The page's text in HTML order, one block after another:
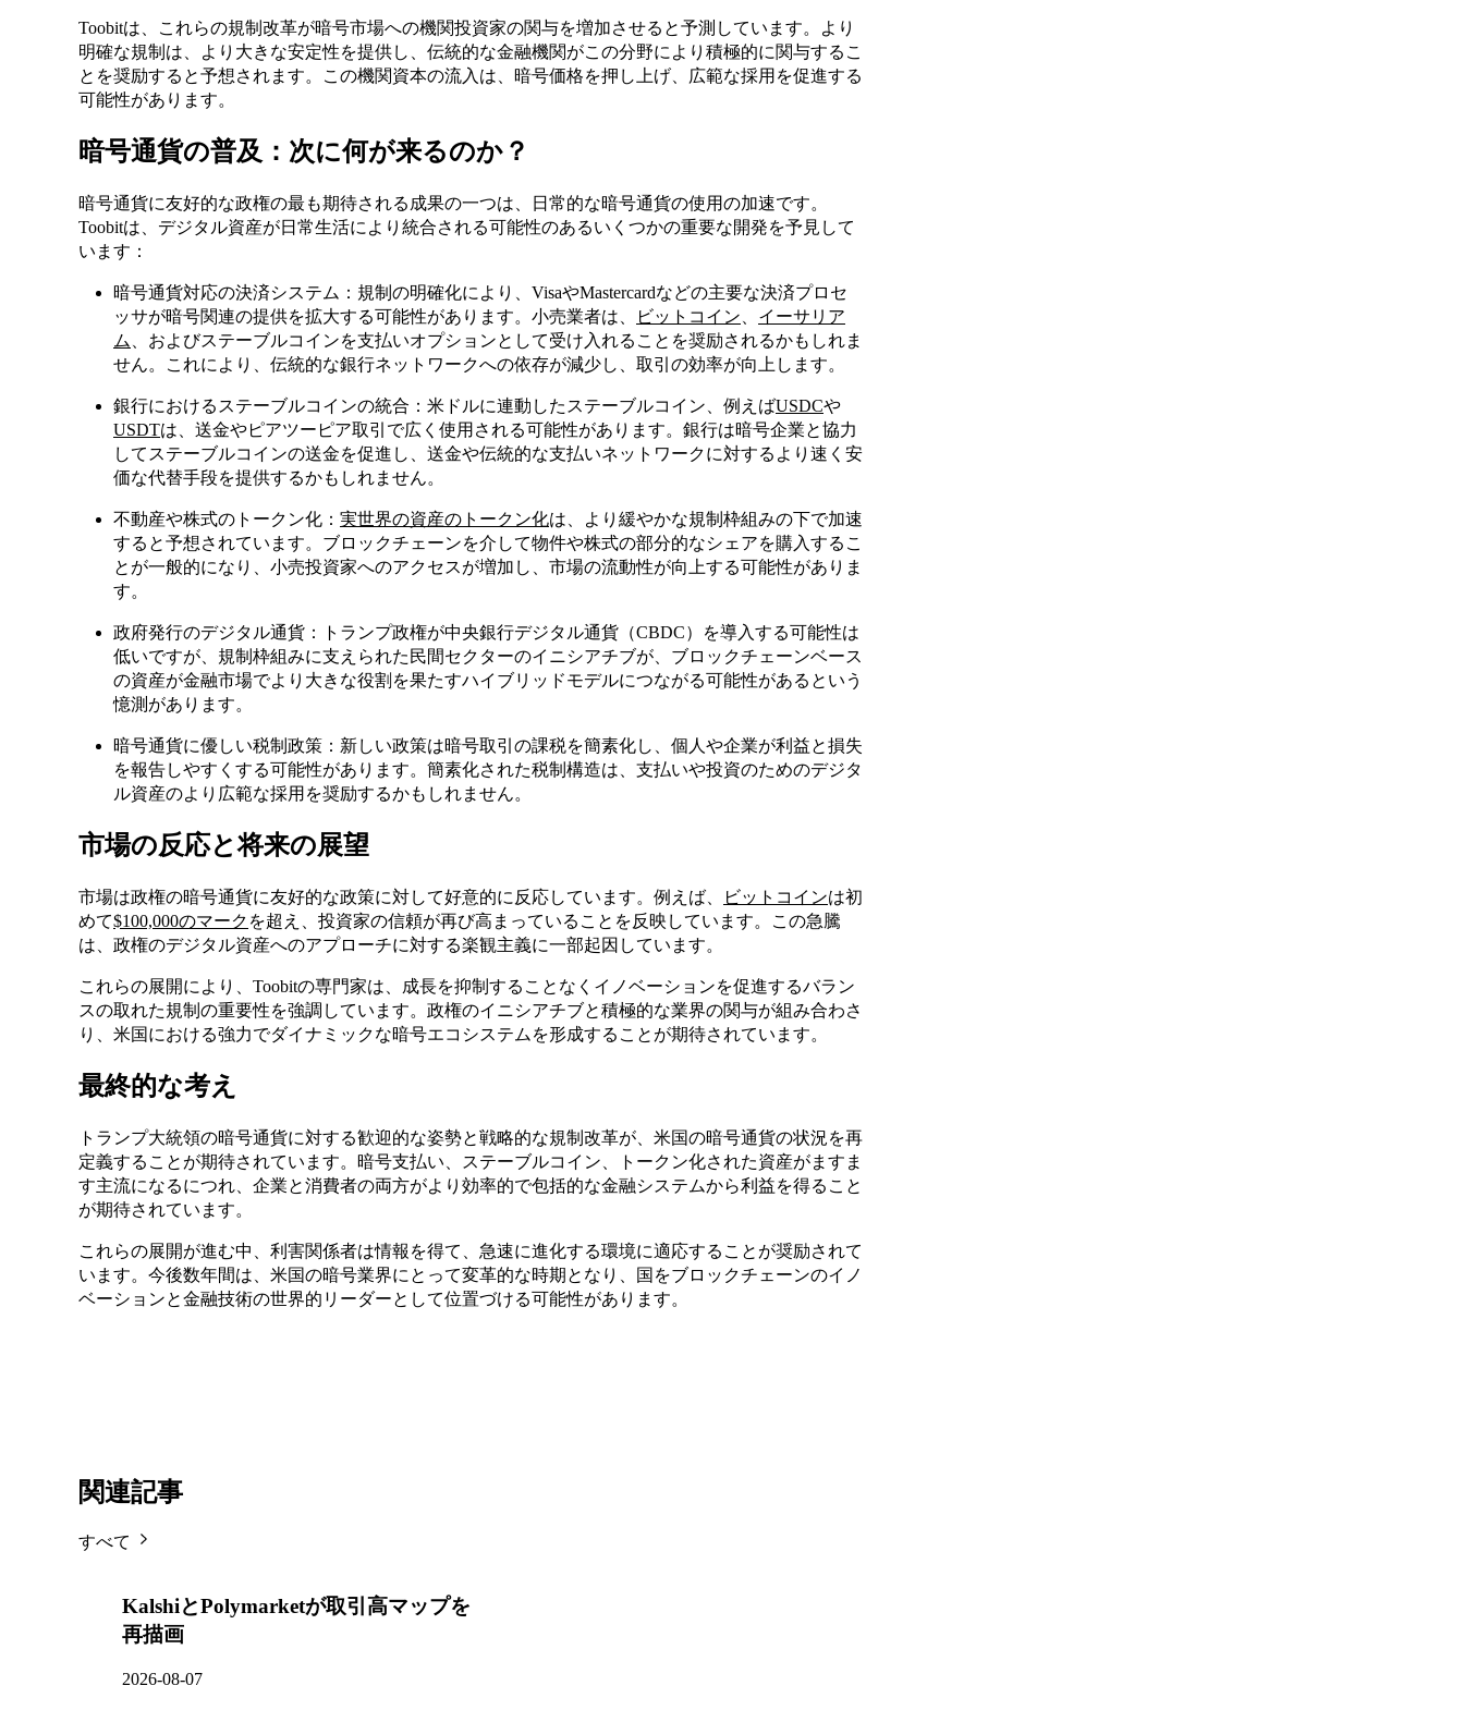
Toobitは、これらの規制改革が暗号市場への機関投資家の関与を増加させると予測しています。より
明確な規制は、より大きな安定性を提供し、伝統的な金融機関がこの分野により積極的に関与するこ
とを奨励すると予想されます。この機関資本の流入は、暗号価格を押し上げ、広範な採用を促進する
可能性があります。
暗号通貨の普及：次に何が来るのか？
暗号通貨に友好的な政権の最も期待される成果の一つは、日常的な暗号通貨の使用の加速です。
Toobitは、デジタル資産が日常生活により統合される可能性のあるいくつかの重要な開発を予見して
います：
暗号通貨対応の決済システム：規制の明確化により、VisaやMastercardなどの主要な決済プロセ
ッサが暗号関連の提供を拡大する可能性があります。小売業者は、
ビットコイン
イーサリア
ム
、およびステーブルコインを支払いオプションとして受け入れることを奨励されるかもしれま
せん。これにより、伝統的な銀行ネットワークへの依存が減少し、取引の効率が向上します。
銀行におけるステーブルコインの統合：米ドルに連動したステーブルコイン、例えばUSDCや
USDTは、送金やピアツーピア取引で広く使用される可能性があります。銀行は暗号企業と協力
してステーブルコインの送金を促進し、送金や伝統的な支払いネットワークに対するより速く安
価な代替手段を提供するかもしれません。
不動産や株式のトークン化： 実世界の資産のトークン化は、より緩やかな規制枠組みの下で加速
すると予想されています。ブロックチェーンを介して物件や株式の部分的なシェアを購入するこ
とが一般的になり、小売投資家へのアクセスが増加し、市場の流動性が向上する可能性がありま
す。
政府発行のデジタル通貨：トランプ政権が中央銀行デジタル通貨（CBDC）を導入する可能性は
低いですが、規制枠組みに支えられた民間セクターのイニシアチブが、ブロックチェーンベース
の資産が金融市場でより大きな役割を果たすハイブリッドモデルにつながる可能性があるという
憶測があります。
暗号通貨に優しい税制政策：新しい政策は暗号取引の課税を簡素化し、個人や企業が利益と損失
を報告しやすくする可能性があります。簡素化された税制構造は、支払いや投資のためのデジタ
ル資産のより広範な採用を奨励するかもしれません。
市場の反応と将来の展望
市場は政権の暗号通貨に友好的な政策に対して好意的に反応しています。例えば、 ビットコインは初
めて$100,000のマーク を超え、投資家の信頼が再び高まっていることを反映しています。この急騰
は、政権のデジタル資産へのアプローチに対する楽観主義に一部起因しています。
これらの展開により、Toobitの専門家は、成長を抑制することなくイノベーションを促進するバラン
スの取れた規制の重要性を強調しています。政権のイニシアチブと積極的な業界の関与が組み合わさ
り、米国における強力でダイナミックな暗号エコシステムを形成することが期待されています。
最終的な考え
トランプ大統領の暗号通貨に対する歓迎的な姿勢と戦略的な規制改革が、米国の暗号通貨の状況を再
定義することが期待されています。暗号支払い、ステーブルコイン、トークン化された資産がますま
す主流になるにつれ、企業と消費者の両方がより効率的で包括的な金融システムから利益を得ること
が期待されています。
これらの展開が進む中、利害関係者は情報を得て、急速に進化する環境に適応することが奨励されて
います。今後数年間は、米国の暗号業界にとって変革的な時期となり、国をブロックチェーンのイノ
ベーションと金融技術の世界的リーダーとして位置づける可能性があります。
関連記事
すべて
KalshiとPolymarketが取引高マップを
再描画
2026-08-07